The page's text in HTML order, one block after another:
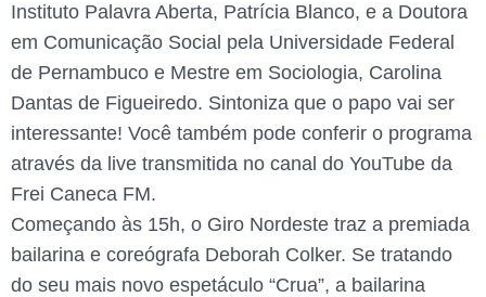
Instituto Palavra Aberta, Patrícia Blanco, e a Doutora
em Comunicação Social pela Universidade Federal
de Pernambuco e Mestre em Sociologia, Carolina
Dantas de Figueiredo. Sintoniza que o papo vai ser
interessante! Você também pode conferir o programa
através da live transmitida no canal do YouTube da
Frei Caneca FM.
Começando às 15h, o Giro Nordeste traz a premiada
bailarina e coreógrafa Deborah Colker. Se tratando
do seu mais novo espetáculo “Crua”, a bailarina